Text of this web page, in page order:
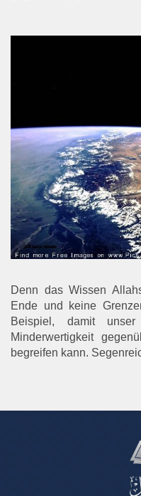
Denn das Wissen
Ende und keine
Beispiel, damit
Minderwertigkeit
begreifen kann.